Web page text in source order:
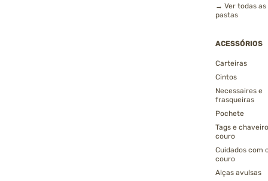
→ Ver todas as
pastas
ACESSÓRIOS
Carteiras
Cintos
Necessaires e
frasqueiras
Pochete
Tags e
couro
Cuidados com
couro
Alças avulsas